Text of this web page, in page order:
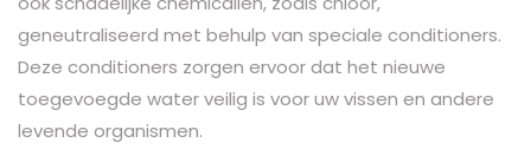
geneutraliseerd met behulp van speciale conditioners.
Deze conditioners zorgen ervoor dat het nieuwe
toegevoegde water veilig is voor uw vissen en andere
levende organismen.